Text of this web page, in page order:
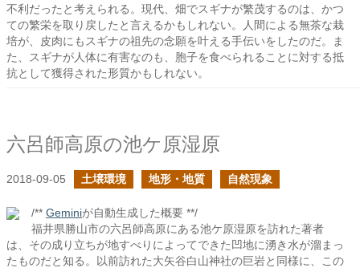
不利だったと考えられる。現代、畑でスギナが繁茂するのは、かつ
ての繁栄を取り戻したと言えるかもしれない。人間による無茶な栽
培が、皮肉にもスギナの祖先の念願を叶える手伝いをしたのだ。ま
た、スギナが人体に有害なのも、胞子を食べられることに対する抵
抗として獲得された形質かもしれない。
六呂師高原の池ケ原湿原
2018-09-05 土壌環境 地形・地質 自然現象
/** Geminiが自動生成した概要 **/
福井県勝山市の六呂師高原にある池ケ原湿原を訪れた著者
は、その成り立ちが地すべりによってできた凹地に湧き水が溜まっ
たものだと知る。以前訪れた大矢谷白山神社の巨岩と同様に、この